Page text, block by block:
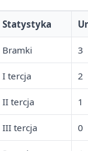
Statystyka
Bramki 3
I tercja 2
II tercja 1
III tercja 0